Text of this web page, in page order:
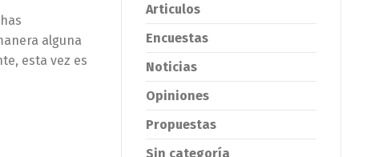
alguna
esta vez es
Articulos
Encuestas
Noticias
Opiniones
Propuestas
Sin categoría